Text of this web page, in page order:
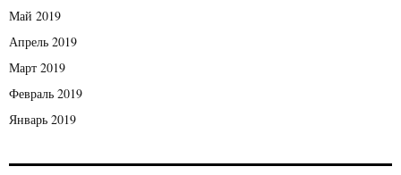
Май 2019
Апрель 2019
Март 2019
Февраль 2019
Январь 2019